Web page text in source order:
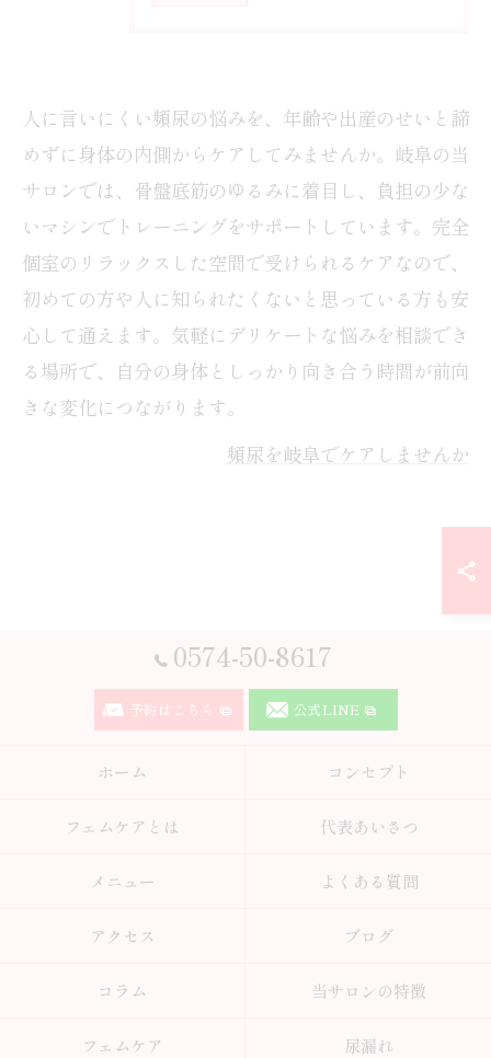
人に言いにくい頻尿の悩みを、年齢や出産のせいと諦
めずに身体の内側からケアしてみませんか。岐阜の当
サロンでは、骨盤底筋のゆるみに着目し、負担の少な
いマシンでトレーニングをサポートしています。完全
個室のリラックスした空間で受けられるケアなので、
初めての方や人に知られたくないと思っている方も安
心して通えます。気軽にデリケートな悩みを相談でき
る場所で、自分の身体としっかり向き合う時間が前向
きな変化につながります。
頻尿を岐阜でケアしませんか
0574-50-8617
予約はこちら 公式LINE
ホーム コンセプト
フェムケアとは 代表あいさつ
メニュー よくある質問
アクセス ブログ
コラム 当サロンの特徴
フェムケア 尿漏れ